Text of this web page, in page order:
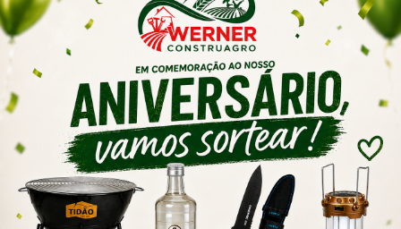
integrar roteiros turísticos. “Quando unimos as
rotas, todos se fortalecem. Mais que uma
plataforma, o programa envolve capacitação de
pessoas, qualificação de empreendimentos e
melhorias em infraestrutura. É um projeto
robusto, que concretiza o sonho antigo de ver a
Amrec trabalhar unida pelo turismo”, explicou.
Durante o ato de assinatura, os agentes de
Inovação da Unesc, Paulo Priante e Tayse